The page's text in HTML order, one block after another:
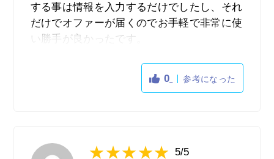
する事は情報を入力するだけでしたし、それ
だけでオファーが届くのでお手軽で非常に使
い勝手が良かったです。
きちんと書いとけばオファーは実際届きまし
が非常に精度が高かったですし、自分の強み
0 参考になった
5/5